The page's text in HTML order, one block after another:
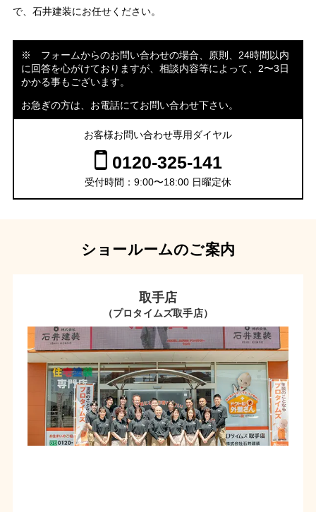
で、石井建装にお任せください。
※ フォームからのお問い合わせの場合、原則、24時間以内
に回答を心がけておりますが、相談内容等によって、2〜3日
かかる事もございます。
お急ぎの方は、お電話にてお問い合わせ下さい。
お客様お問い合わせ専用ダイヤル
0120-325-141
受付時間：9:00〜18:00 日曜定休
ショールームのご案内
取手店
（プロタイムズ取手店）